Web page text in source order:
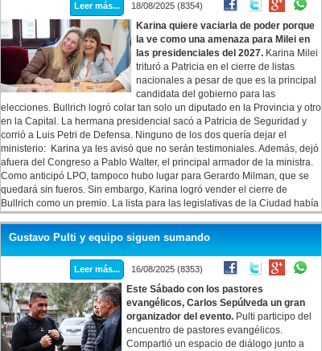
Leer más... 18/08/2025 (8354)
Karina quiere vaciarla de poder porque
la ve como una amenaza para Milei en
las presidenciales del 2027. Karina Milei
trituró a Patricia en el cierre de listas
nacionales a pesar de que es la principal
candidata del gobierno para las
elecciones. Bullrich logró colar tan solo un diputado en la Provincia y otro
en la Capital. La hermana presidencial sacó a Patricia de Seguridad y
corrió a Luis Petri de Defensa. Ninguno de los dos quería dejar el
ministerio: Karina ya les avisó que no serán testimoniales. Además, dejó
afuera del Congreso a Pablo Walter, el principal armador de la ministra.
Como anticipó LPO, tampoco hubo lugar para Gerardo Milman, que se
quedará sin fueros. Sin embargo, Karina logró vender el cierre de
Bullrich como un premio. La lista para las legislativas de la Ciudad había
sido un aviso.
Gustavo Pulti y equipo siguen sumando
Leer más... 16/08/2025 (8353)
Este Sábado con los pastores
evangélicos, Carlos Sepúlveda un gran
organizador del evento. Pulti participo del
encuentro de pastores evangélicos.
Compartió un espacio de diálogo junto a